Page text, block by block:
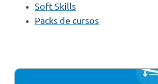
Soft Skills
Packs de cursos